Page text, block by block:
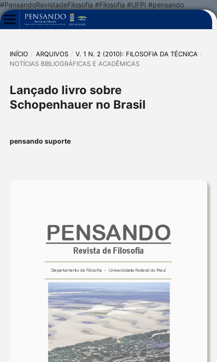
#PensandoRevistadeFilosofia #Filosofia #UFPI #pensando
INÍCIO / ARQUIVOS / V. 1 N. 2 (2010): FILOSOFIA DA TÉCNICA /
NOTÍCIAS BIBLIOGRÁFICAS E ACADÊMICAS
Lançado livro sobre
Schopenhauer no Brasil
pensando suporte